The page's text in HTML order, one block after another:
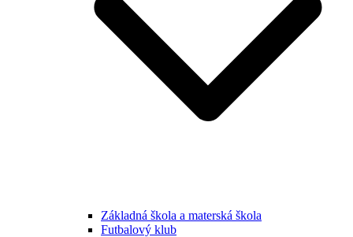
Základná škola a materská škola
Futbalový klub